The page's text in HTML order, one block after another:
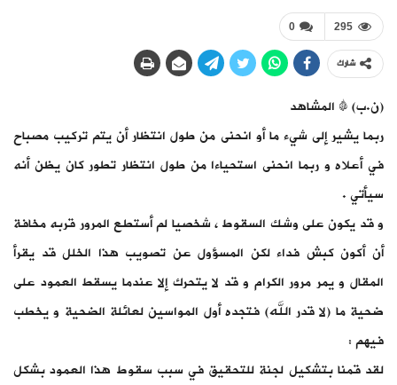
0 295
شارك
(ن.ب) # المشاهد
ربما يشير إلى شيء ما أو انحنى من طول انتظار أن يتم تركيب مصباح
في أعلاه و ربما انحنى استحياءا من طول انتظار تطور كان يظن أنه
سيأتي .
و قد يكون على وشك السقوط ، شخصيا لم أستطع المرور قربه مخافة
أن أكون كبش فداء لكن المسؤول عن تصويب هذا الخلل قد يقرأ
المقال و يمر مرور الكرام و قد لا يتحرك إلا عندما يسقط العمود على
ضحية ما (لا قدر الله) فتجده أول المواسين لعائلة الضحية و يخطب
فيهم :
لقد قمنا بتشكيل لجنة للتحقيق في سبب سقوط هذا العمود بشكل